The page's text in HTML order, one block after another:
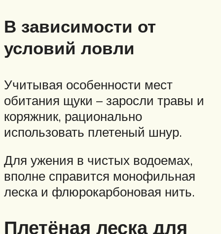
В зависимости от
условий ловли
Учитывая особенности мест
обитания щуки – заросли травы и
коряжник, рационально
использовать плетеный шнур.
Для ужения в чистых водоемах,
вполне справится монофильная
леска и флюрокарбоновая нить.
Плетёная леска для